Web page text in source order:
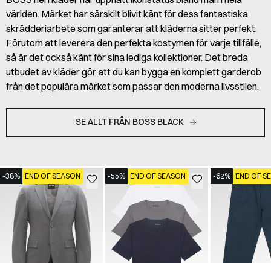
världen. Märket har särskilt blivit känt för dess fantastiska
skrädderiarbete som garanterar att kläderna sitter perfekt.
Förutom att leverera den perfekta kostymen för varje tillfälle,
så är det också känt för sina lediga kollektioner. Det breda
utbudet av kläder gör att du kan bygga en komplett garderob
från det populära märket som passar den moderna livsstilen.
SE ALLT FRÅN BOSS BLACK
-38% END OF SEASON -55% END OF SEASON -62% END OF